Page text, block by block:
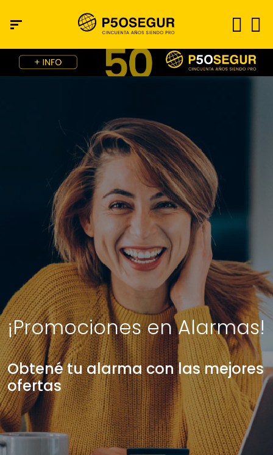
¡Promociones en Alarmas!
Obtené tu alarma con las mejores
ofertas